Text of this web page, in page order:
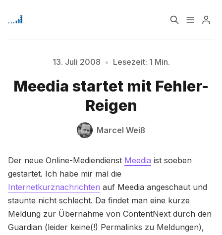
Signup Bitte geben Sie mindestens 3 Zeichen ein
13. Juli 2008 • Lesezeit: 1 Min.
Meedia startet mit Fehler-
Reigen
Marcel Weiß
Der neue Online-Mediendienst Meedia ist soeben
gestartet. Ich habe mir mal die
Internetkurznachrichten auf Meedia angeschaut und
staunte nicht schlecht. Da findet man eine kurze
Meldung zur Übernahme von ContentNext durch den
Guardian (leider keine(!) Permalinks zu Meldungen),